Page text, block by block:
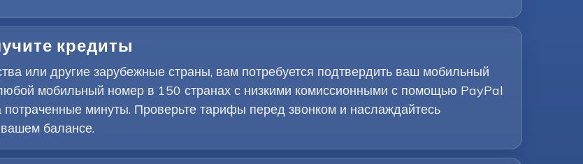
кредиты
или другие зарубежные страны, вам потребуется подтвердить ваш мобильный
мобильный номер в 150 странах с низкими комиссионными с помощью PayPal
минуты. Проверьте тарифы перед звонком и наслаждайтесь
балансе.